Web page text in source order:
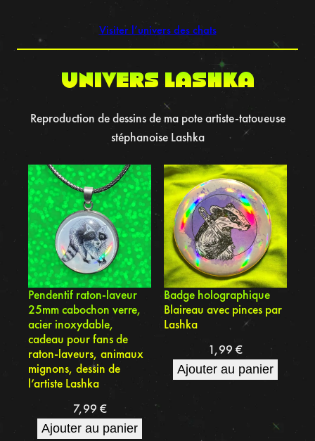
Visiter l’univers des chats
UNIVERS LASHKA
Reproduction de dessins de ma pote artiste-tatoueuse
stéphanoise Lashka
Pendentif raton-laveur
25mm cabochon verre,
acier inoxydable,
cadeau pour fans de
raton-laveurs, animaux
mignons, dessin de
l’artiste Lashka
7,99 €
Ajouter au panier
Badge holographique
Blaireau avec pinces par
Lashka
1,99 €
Ajouter au panier